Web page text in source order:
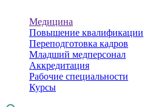
Медицина
Повышение квалификации
Переподготовка кадров
Младший медперсонал
Аккредитация
Рабочие специальности
Курсы